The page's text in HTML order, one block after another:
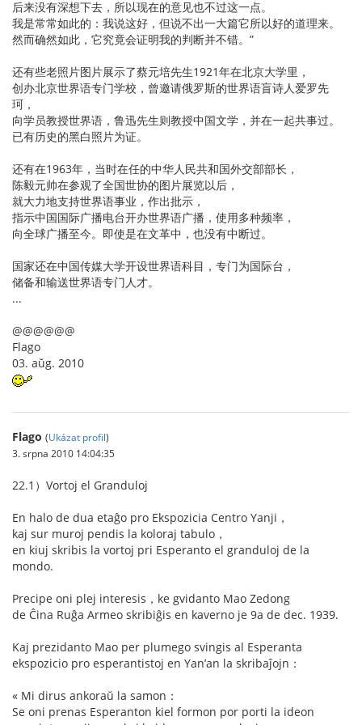
后来没有深想下去，所以现在的意见也不过这一点。
我是常常如此的：我说这好，但说不出一大篇它所以好的道理来。
然而确然如此，它究竟会证明我的判断并不错。”
还有些老照片图片展示了蔡元培先生1921年在北京大学里，
创办北京世界语专门学校，曾邀请俄罗斯的世界语盲诗人爱罗先
珂，
向学员教授世界语，鲁迅先生则教授中国文学，并在一起共事过。
已有历史的黑白照片为证。
还有在1963年，当时在任的中华人民共和国外交部部长，
陈毅元帅在参观了全国世协的图片展览以后，
就大力地支持世界语事业，作出批示，
指示中国国际广播电台开办世界语广播，使用多种频率，
向全球广播至今。即使是在文革中，也没有中断过。
国家还在中国传媒大学开设世界语科目，专门为国际台，
储备和输送世界语专门人才。
...
@@@@@@
Flago
03. aŭg. 2010
Flago (Ukázat profil)
3. srpna 2010 14:04:35
22.1）Vortoj el Granduloj
En halo de dua etaĝo pro Ekspozicia Centro Yanji，
kaj sur muroj pendis la koloraj tabulo，
en kiuj skribis la vortoj pri Esperanto el granduloj de la
mondo.
Precipe oni plej interesis，ke gvidanto Mao Zedong
de Ĉina Ruĝa Armeo skribiĝis en kaverno je 9a de dec. 1939.
Kaj prezidanto Mao per plumego svingis al Esperanta
ekspozicio pro esperantistoj en Yan’an la skribaĵojn：
« Mi dirus ankoraŭ la samon：
Se oni prenas Esperanton kiel formon por porti la ideon